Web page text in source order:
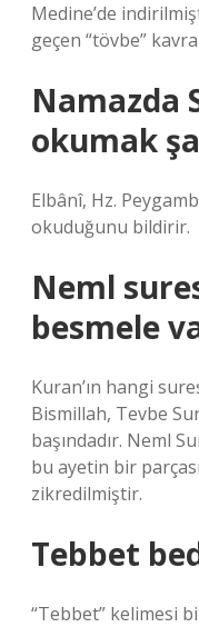
Medine’de
geçen “tövbe”
Namazda
okumak
Elbânî, Hz.
okuduğunu bildirir.
Neml
besmele
Kuran’ın hangi
Bismillah, Tevbe
başındadır. Neml
bu ayetin bir
zikredilmiştir.
Tebbet
“Tebbet” kelimesi